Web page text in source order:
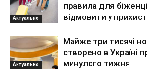
Актуально
правила для
відмовити у
Актуально
Майже три тисячі
створено в Україні
минулого тижня